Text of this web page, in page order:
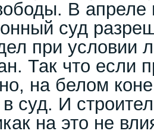
В апреле
суд
при условии
Так что если
на белом
в суд. И
на это не